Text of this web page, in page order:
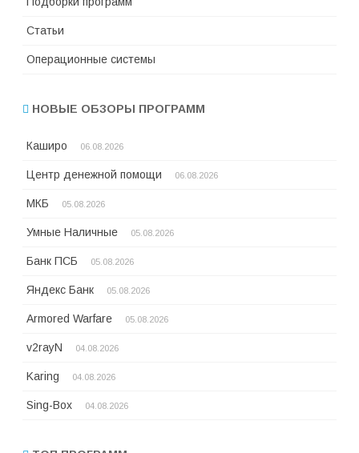
Статьи
Операционные системы
НОВЫЕ ОБЗОРЫ ПРОГРАММ
Каширо 06.08.2026
Центр денежной помощи 06.08.2026
МКБ 05.08.2026
Умные Наличные 05.08.2026
Банк ПСБ 05.08.2026
Яндекс Банк 05.08.2026
Armored Warfare 05.08.2026
v2rayN 04.08.2026
Karing 04.08.2026
Sing-Box 04.08.2026